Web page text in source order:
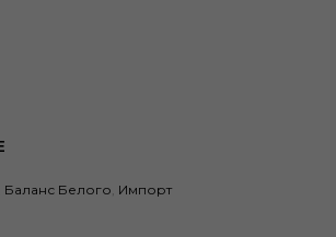
Баланс Белого Импорт